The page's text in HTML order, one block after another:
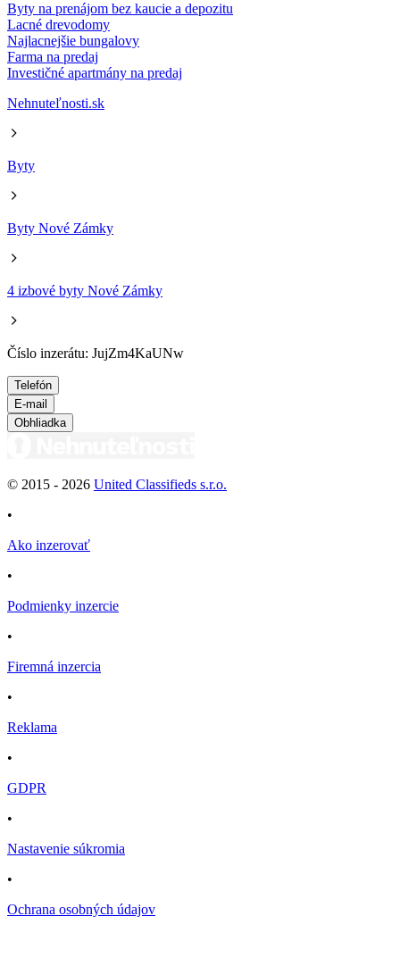
Byty na prenájom bez kaucie a depozitu
Lacné drevodomy
Najlacnejšie bungalovy
Farma na predaj
Investičné apartmány na predaj
Nehnuteľnosti.sk
Byty
Byty Nové Zámky
4 izbové byty Nové Zámky
Číslo inzerátu: JujZm4KaUNw
Telefón
E-mail
Obhliadka
© 2015 - 2026 United Classifieds s.r.o.
•
Ako inzerovať
•
Podmienky inzercie
•
Firemná inzercia
•
Reklama
•
GDPR
•
Nastavenie súkromia
•
Ochrana osobných údajov